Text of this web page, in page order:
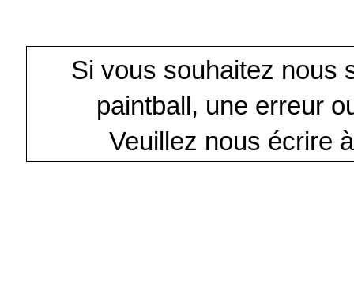
Si vous souhaitez nous
paintball, une erreur
Veuillez nous écrire